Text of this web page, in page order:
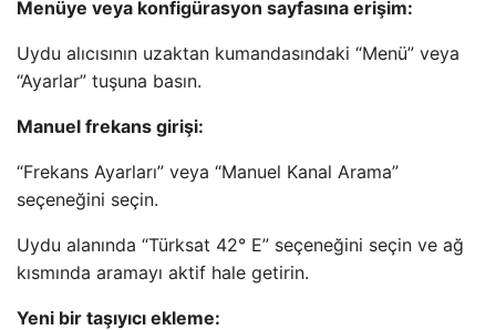
Menüye veya konfigürasyon sayfasına erişim:
Uydu alıcısının uzaktan kumandasındaki “Menü” veya
“Ayarlar” tuşuna basın.
Manuel frekans girişi:
“Frekans Ayarları” veya “Manuel Kanal Arama”
seçeneğini seçin.
Uydu alanında “Türksat 42° E” seçeneğini seçin ve ağ
kısmında aramayı aktif hale getirin.
Yeni bir taşıyıcı ekleme: